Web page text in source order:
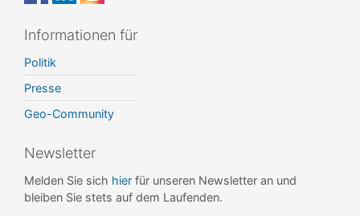
Informationen für
Politik
Presse
Geo-Community
Newsletter
Melden Sie sich hier für unseren Newsletter an und
bleiben Sie stets auf dem Laufenden.